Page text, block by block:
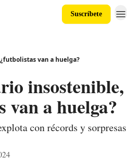
Suscríbete
van a huelga?
insostenible,
van a huelga?
con récords y sorpresas